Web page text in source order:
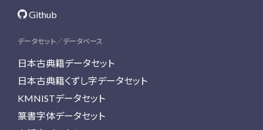
Github
データセット／データベース
日本古典籍データセット
日本古典籍くずし字データセット
KMNISTデータセット
篆書字体データセット